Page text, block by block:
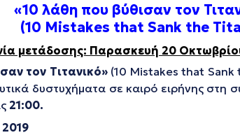
«10 λάθη που βύθισαν τον
(10 Mistakes that Sank the
μετάδοσης: Παρασκευή 20
τον Τιτανικό» (10 Mistakes that Sank
δυστυχήματα σε καιρό ειρήνης στη
21:00.